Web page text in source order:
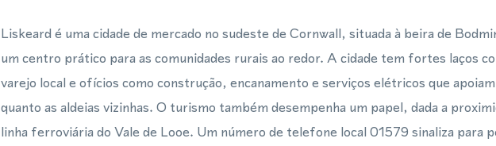
Liskeard é uma cidade de mercado no sudeste de Cornwall, situada à beira de
um centro prático para as comunidades rurais ao redor. A cidade tem fortes laços
varejo local e ofícios como construção, encanamento e serviços elétricos que
quanto as aldeias vizinhas. O turismo também desempenha um papel, dada a
linha ferroviária do Vale de Looe. Um número de telefone local 01579 sinaliza para